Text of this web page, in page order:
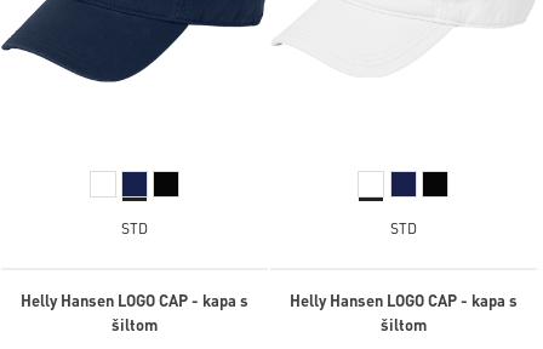
STD
Helly Hansen LOGO CAP - kapa s
šiltom
STD
Helly Hansen LOGO CAP - kapa s
šiltom